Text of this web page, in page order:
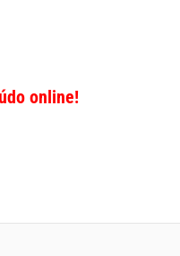
online!